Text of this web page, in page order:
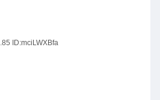
ID:mciLWXBfa